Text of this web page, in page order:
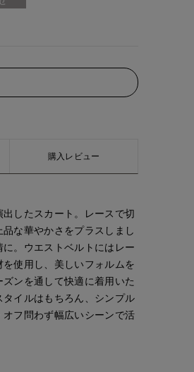
購入レビュー
したスカート。レースで切
な華やかさをプラスしまし
。ウエストベルトにはレー
使用し、美しいフォルムを
ンを通して快適に着用いた
イルはもちろん、シンプル
フ問わず幅広いシーンで活